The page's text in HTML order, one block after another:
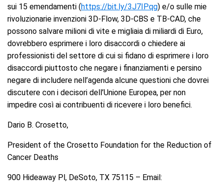
sui 15 emendamenti (https://bit.ly/3J7IPqg) e/o sulle mie
rivoluzionarie invenzioni 3D-Flow, 3D-CBS e TB-CAD, che
possono salvare milioni di vite e migliaia di miliardi di Euro,
dovrebbero esprimere i loro disaccordi o chiedere ai
professionisti del settore di cui si fidano di esprimere i loro
disaccordi piuttosto che negare i finanziamenti e persino
negare di includere nell’agenda alcune questioni che dovrei
discutere con i decisori dell’Unione Europea, per non
impedire così ai contribuenti di ricevere i loro benefici.
Dario B. Crosetto,
President of the Crosetto Foundation for the Reduction of
Cancer Deaths
900 Hideaway Pl, DeSoto, TX 75115 – Email: